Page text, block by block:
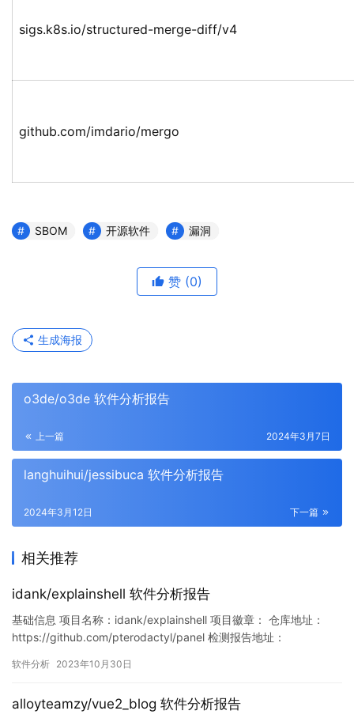
sigs.k8s.io/structured-merge-diff/v4
github.com/imdario/mergo
SBOM 开源软件 漏洞
赞 (0)
生成海报
o3de/o3de 软件分析报告
上一篇 2024年3月7日
langhuihui/jessibuca 软件分析报告
下一篇
2024年3月12日
相关推荐
idank/explainshell 软件分析报告
基础信息 项目名称：idank/explainshell 项目徽章： 仓库地址：
https://github.com/pterodactyl/panel 检测报告地址：
2400/1718766681811714048 此报告由Murphysec提供…
软件分析 2023年10月30日
alloyteamzy/vue2_blog 软件分析报告